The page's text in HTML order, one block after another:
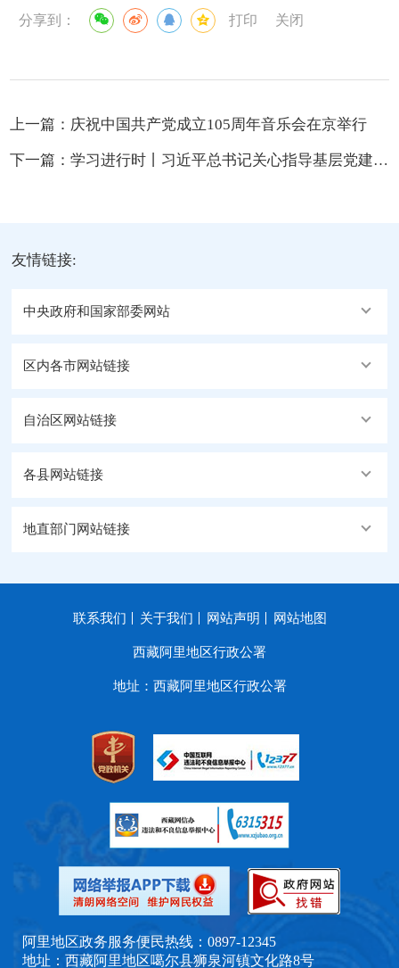
分享到： 打印 关闭
上一篇： 庆祝中国共产党成立105周年音乐会在京举行
下一篇： 学习进行时丨习近平总书记关心指导基层党建的故事
友情链接:
中央政府和国家部委网站
区内各市网站链接
自治区网站链接
各县网站链接
地直部门网站链接
联系我们 关于我们 网站声明 网站地图
西藏阿里地区行政公署
地址：西藏阿里地区行政公署
阿里地区政务服务便民热线：0897-12345
地址：西藏阿里地区噶尔县狮泉河镇文化路8号